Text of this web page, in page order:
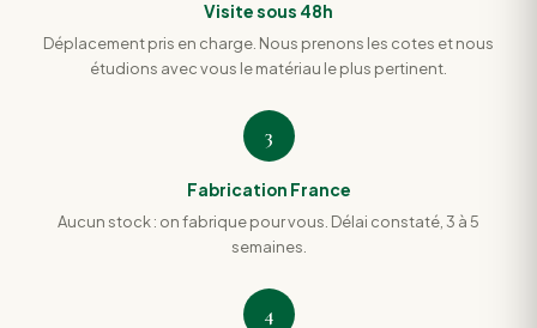
Visite sous 48h
Déplacement pris en charge. Nous prenons les cotes et nous
étudions avec vous le matériau le plus pertinent.
3
Fabrication France
Aucun stock : on fabrique pour vous. Délai constaté, 3 à 5
semaines.
4